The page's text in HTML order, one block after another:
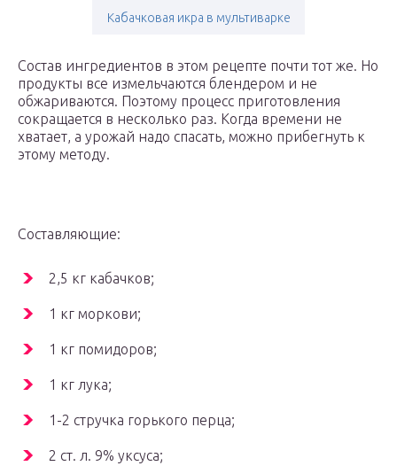
Кабачковая икра в мультиварке
Состав ингредиентов в этом pецепте почти тот же. Но
продукты все измельчаются блендером и не
обжариваются. Поэтому процесс приготовления
сокращается в несколько раз. Когда времени не
хватает, а урожай надо спасать, можно прибегнуть к
этому методу.
Составляющие:
2,5 кг кабачков;
1 кг моркови;
1 кг помидоров;
1 кг лука;
1-2 стручка горького перца;
2 ст. л. 9% уксуса;